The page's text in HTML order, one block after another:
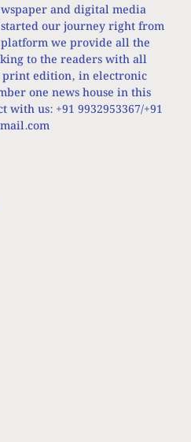
and digital media
started our journey right from
we provide all the
to the readers with all
edition, in electronic
one news house in this
with us: +91 9932953367/+91